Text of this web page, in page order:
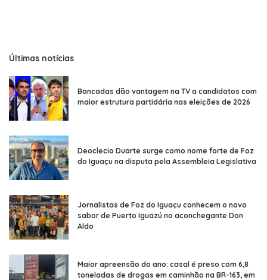
Últimas notícias
Bancadas dão vantagem na TV a candidatos com
maior estrutura partidária nas eleições de 2026
Deoclecio Duarte surge como nome forte de Foz
do Iguaçu na disputa pela Assembleia Legislativa
Jornalistas de Foz do Iguaçu conhecem o novo
sabor de Puerto Iguazú no aconchegante Don
Aldo
Maior apreensão do ano: casal é preso com 6,8
toneladas de drogas em caminhão na BR-163, em